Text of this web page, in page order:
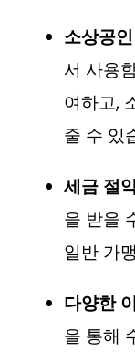
소상공
서 사용
여하고,
줄 수 있
세금 절
을 받을
일반 가
다양한
을 통해